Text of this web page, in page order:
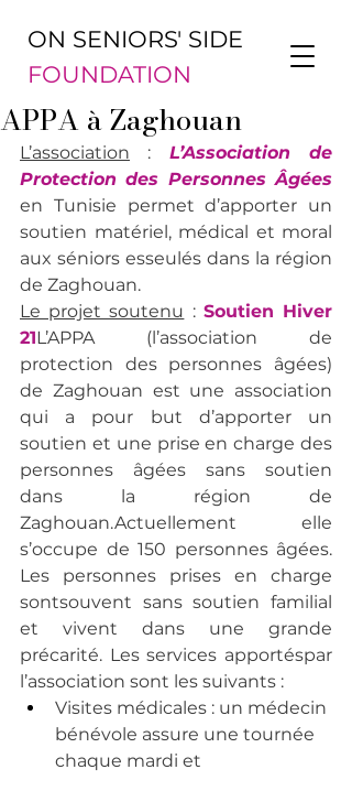
ON SENIORS' SIDE
FOUNDATION
APPA à Zaghouan
L’association : L’Association de
Protection des Personnes Âgées
en Tunisie permet d’apporter un
soutien matériel, médical et moral
aux séniors esseulés dans la région
de Zaghouan.
Le projet soutenu : Soutien Hiver
21L’APPA (l’association de
protection des personnes âgées)
de Zaghouan est une association
qui a pour but d’apporter un
soutien et une prise en charge des
personnes âgées sans soutien
dans la région de
Zaghouan.Actuellement elle
s’occupe de 150 personnes âgées.
Les personnes prises en charge
sontsouvent sans soutien familial
et vivent dans une grande
précarité. Les services apportéspar
l’association sont les suivants :
Visites médicales : un médecin
bénévole assure une tournée
chaque mardi et